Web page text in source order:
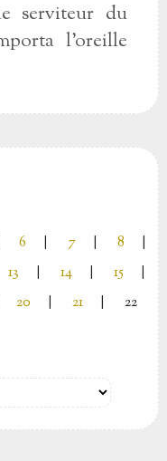
serviteur du
l'oreille
6 7 8
13 14 15
20 21
22